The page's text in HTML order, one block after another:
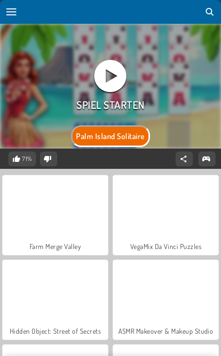
Palm Island Solitaire
71%
Farm Merge Valley VegaMix Da Vinci Puzzles
Hidden Object: Street of Secrets ASMR Makeover & Makeup Studio